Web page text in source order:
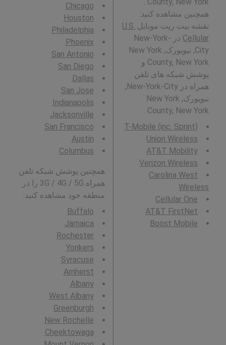
همچنین مشاهده کنید:
نقشه بیت ریت موبایل U.S.
Cellular
در New-York-
City, نیویورک, New York
County, New York و
پوشش شبکه های تلفن
همراه در New-York-City,
نیویورک, New York
County, New York .
T-Mobile (inc. Sprint)
Union Wireless
AT&T Mobility
Verizon Wireless
Carolina West
Wireless
Cellular One
AT&T FirstNet
Boost Mobile
Chicago
Houston
Philadelphia
Phoenix
San Antonio
San Diego
Dallas
San Jose
Indianapolis
Jacksonville
San Francisco
Austin
Columbus
همچنین پوشش شبکه تلفن
همراه 3G / 4G / 5G را در
منطقه خود مشاهده کنید:
Buffalo
Jamaica
Rochester
Yonkers
Syracuse
Amherst
Albany
West Albany
Greenburgh
New Rochelle
Cheektowaga